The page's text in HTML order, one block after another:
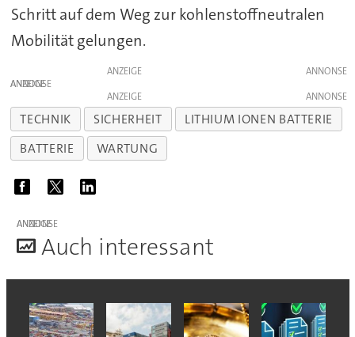
Schritt auf dem Weg zur kohlenstoffneutralen
Mobilität gelungen.
ANZEIGE
ANZEIGE
ANZEIGE
TECHNIK SICHERHEIT
LITHIUM IONEN BATTERIE
BATTERIE
WARTUNG
ANZEIGE
Auch interessant